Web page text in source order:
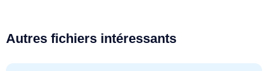
Autres fichiers intéressants